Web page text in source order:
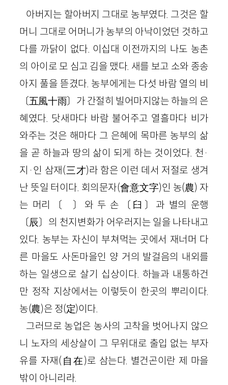
아버지는 할아버지 그대로 농부였다. 그것은 할
머니 그대로 어머니가 농부의 아낙이었던 것하고
다를 까닭이 없다. 이십대 이전까지의 나도 농촌
의 아이로 모 심고 김을 맸다. 새를 보고 소와 종송
아지 풀을 뜯겼다. 농부에게는 다섯 바람 열의 비
〔五風十雨〕가 간절히 빌어마지않는 하늘의 은
혜였다. 닷새마다 바람 불어주고 열흘마다 비가
와주는 것은 해마다 그 은혜에 목마른 농부의 삶
을 곧 하늘과 땅의 삶이 되게 하는 것이었다. 천·
지·인 삼재(三才)라 함은 이런 데서 저절로 생겨
난 뜻일 터이다. 회의문자(會意文字)인 농(農) 자
는 머리〔
〕와 두 손〔臼〕과 별의 운행
〔辰〕의 천지변화가 어우러지는 일을 나타내고
있다. 농부는 자신이 부쳐먹는 곳에서 재너머 다
른 마을도 사돈마을인 양 거의 발걸음의 내외를
하는 일생으로 살기 십상이다. 하늘과 내통하건
만 정작 지상에서는 이렇듯이 한곳의 뿌리이다.
농(農)은 정(定)이다.
그러므로 농업은 농사의 고착을 벗어나지 않으
니 노자의 세상살이 그 무위대로 출입 없는 부자
유를 자재(自在)로 삼는다. 별건곤이란 제 마을
밖이 아니리라.